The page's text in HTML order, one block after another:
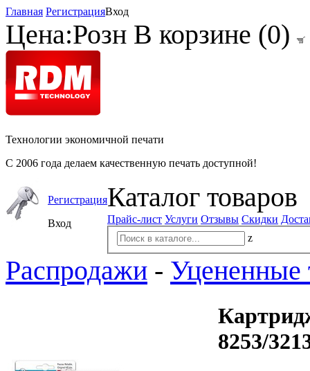
Главная РегистрацияВход
Цена:Розн В корзине (0)
Технологии экономичной печати
С 2006 года делаем качественную печать доступной!
Регистрация
Вход
Каталог товаров
Прайс-лист Услуги Отзывы Скидки
z
Распродажи - Уцененные
8253/